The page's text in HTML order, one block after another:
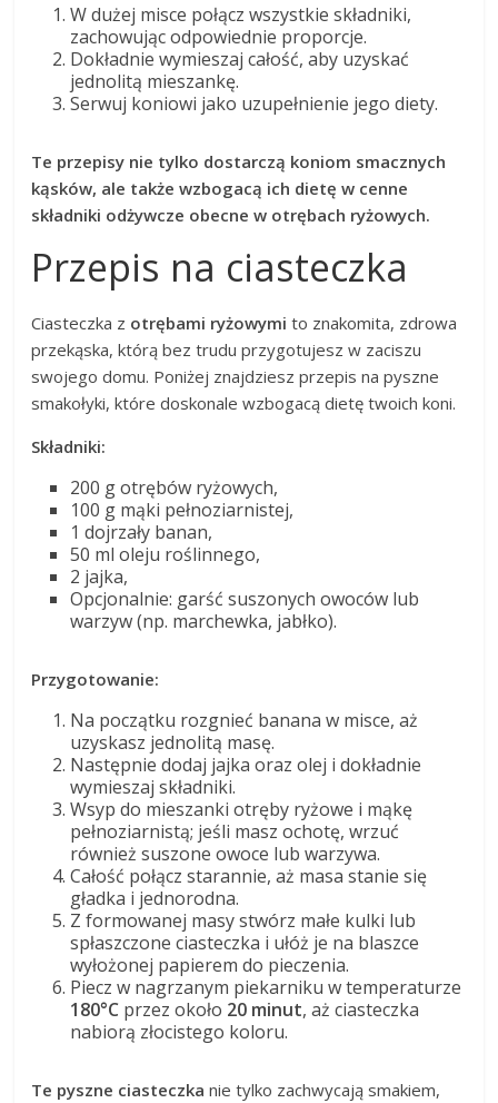
W dużej misce połącz wszystkie składniki,
zachowując odpowiednie proporcje.
Dokładnie wymieszaj całość, aby uzyskać
jednolitą mieszankę.
Serwuj koniowi jako uzupełnienie jego diety.
Te przepisy nie tylko dostarczą koniom smacznych
kąsków, ale także wzbogacą ich dietę w cenne
składniki odżywcze obecne w otrębach ryżowych.
Przepis na ciasteczka
Ciasteczka z otrębami ryżowymi to znakomita, zdrowa
przekąska, którą bez trudu przygotujesz w zaciszu
swojego domu. Poniżej znajdziesz przepis na pyszne
smakołyki, które doskonale wzbogacą dietę twoich koni.
Składniki:
200 g otrębów ryżowych,
100 g mąki pełnoziarnistej,
1 dojrzały banan,
50 ml oleju roślinnego,
2 jajka,
Opcjonalnie: garść suszonych owoców lub
warzyw (np. marchewka, jabłko).
Przygotowanie:
Na początku rozgnieć banana w misce, aż
uzyskasz jednolitą masę.
Następnie dodaj jajka oraz olej i dokładnie
wymieszaj składniki.
Wsyp do mieszanki otręby ryżowe i mąkę
pełnoziarnistą; jeśli masz ochotę, wrzuć
również suszone owoce lub warzywa.
Całość połącz starannie, aż masa stanie się
gładka i jednorodna.
Z formowanej masy stwórz małe kulki lub
spłaszczone ciasteczka i ułóż je na blaszce
wyłożonej papierem do pieczenia.
Piecz w nagrzanym piekarniku w temperaturze
180°C przez około 20 minut, aż ciasteczka
nabiorą złocistego koloru.
Te pyszne ciasteczka nie tylko zachwycają smakiem,